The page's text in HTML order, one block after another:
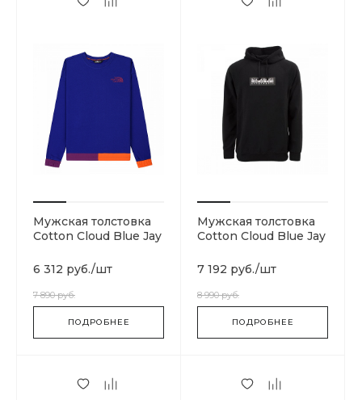
Мужская толстовка
Cotton Cloud Blue Jay
6 312 руб./шт
7 890 руб.
ПОДРОБНЕЕ
Мужская толстовка
Cotton Cloud Blue Jay
7 192 руб./шт
8 990 руб.
ПОДРОБНЕЕ